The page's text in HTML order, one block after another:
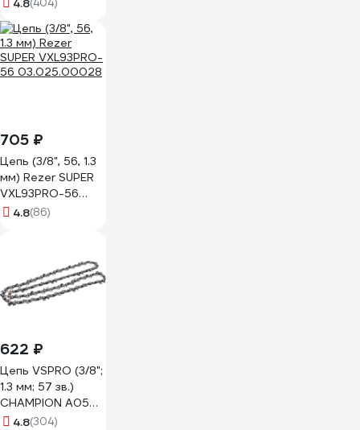
4.8(404)
705 ₽
Цепь (3/8", 56, 1.3
мм) Rezer SUPER
VXL93PRO-56
03.025.00028
4.8(86)
622 ₽
Цепь VSPRO (3/8";
1.3 мм; 57 зв.)
CHAMPION A050-
VS-57E
4.8(304)